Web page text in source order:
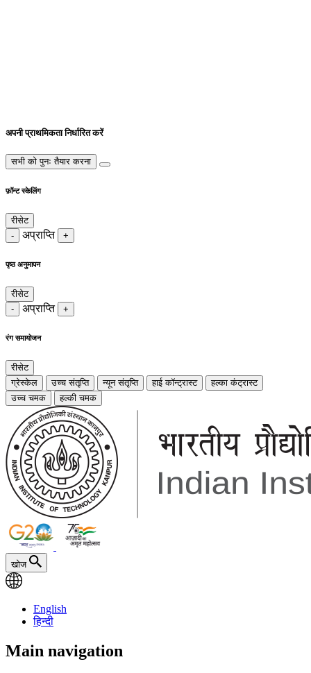
अपनी प्राथमिकता निर्धारित करें
सभी को पुनः तैयार करना
फ़ॉन्ट स्केलिंग
रीसेट
-
अप्राप्ति +
पृष्ठ अनुमापन
रीसेट
-
अप्राप्ति +
रंग समायोजन
रीसेट
ग्रेस्केल
उच्च संतृप्ति न्यून संतृप्ति हाई कॉन्ट्रास्ट
हल्का कंट्रास्ट
उच्च चमक
हल्की चमक
खोज
English
हिन्दी
Main navigation